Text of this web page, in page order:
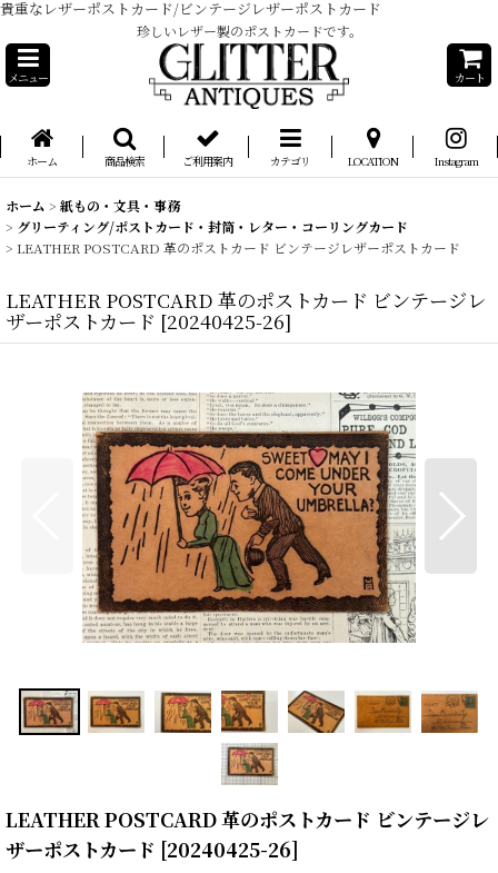
貴重なレザーポストカード/ビンテージレザーポストカード
珍しいレザー製のポストカードです。
メニュー カート
ホーム 商品検索 ご利用案内 カテゴリ LOCATION Instagram
ホーム > 紙もの・文具・事務
> グリーティング/ポストカード・封筒・レター・コーリングカード
> LEATHER POSTCARD 革のポストカード ビンテージレザーポストカード
LEATHER POSTCARD 革のポストカード ビンテージレ
ザーポストカード [20240425-26]
LEATHER POSTCARD 革のポストカード ビンテージレ
ザーポストカード [20240425-26]